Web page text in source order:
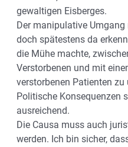
gewaltigen Eisberges.
Der manipulative
doch spätestens da
die Mühe machte,
Verstorbenen und mit
verstorbenen Patienten zu
Politische Konsequenzen
ausreichend.
Die Causa muss auch
werden. Ich bin sicher,